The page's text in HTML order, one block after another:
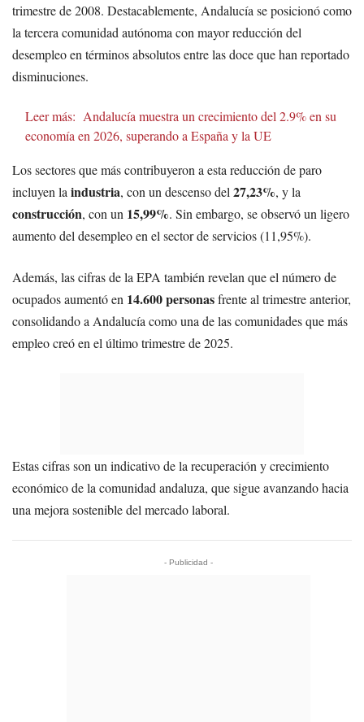
trimestre de 2008. Destacablemente, Andalucía se posicionó como
la tercera comunidad autónoma con mayor reducción del
desempleo en términos absolutos entre las doce que han reportado
disminuciones.
Leer más: Andalucía muestra un crecimiento del 2.9% en su
economía en 2026, superando a España y la UE
Los sectores que más contribuyeron a esta reducción de paro
incluyen la industria, con un descenso del 27,23%, y la
construcción, con un 15,99%. Sin embargo, se observó un ligero
aumento del desempleo en el sector de servicios (11,95%).
Además, las cifras de la EPA también revelan que el número de
ocupados aumentó en 14.600 personasfrente al trimestre anterior,
consolidando a Andalucía como una de las comunidades que más
empleo creó en el último trimestre de 2025.
Estas cifras son un indicativo de la recuperación y crecimiento
económico de la comunidad andaluza, que sigue avanzando hacia
una mejora sostenible del mercado laboral.
- Publicidad -